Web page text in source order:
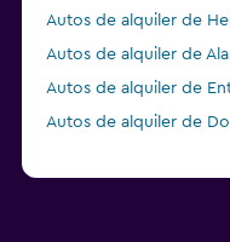
Autos de alquiler de
Autos de alquiler de
Autos de alquiler de
Autos de alquiler de